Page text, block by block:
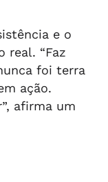
e o
real. “Faz
foi terra
ação.
afirma um